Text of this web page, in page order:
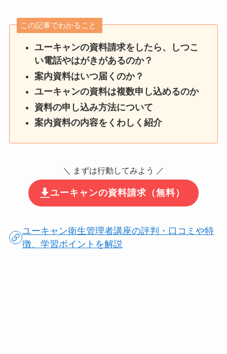
この記事でわかること
ユーキャンの資料請求をしたら、しつこ
い電話やはがきがあるのか？
案内資料はいつ届くのか？
ユーキャンの資料は複数申し込めるのか
資料の申し込み方法について
案内資料の内容をくわしく紹介
＼ まずは行動してみよう ／
ユーキャンの資料請求（無料）
ユーキャン衛生管理者講座の評判・口コミや特
徴、学習ポイントを解説